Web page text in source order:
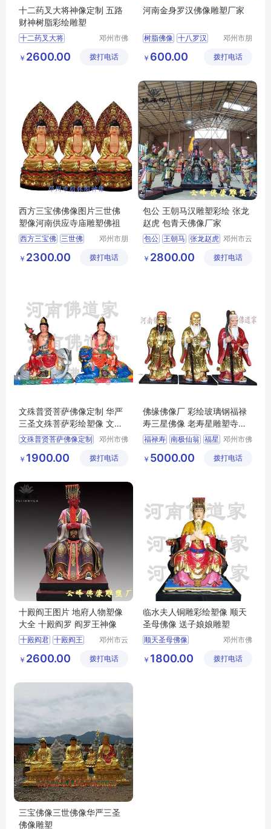
十二药叉大将神像定制 五路
财神树脂彩绘雕塑
十二药叉大将
河南佛道家
邓州市佛
厂
￥ 2600.00 拨打电话
河南金身罗汉佛像雕塑厂家
树脂佛像 十八罗汉
邓州市朋
品店
￥ 600.00 拨打电话
西方三宝佛佛像图片三世佛
塑像河南供应寺庙雕塑佛祖
西方三宝佛 三世佛
邓州市朋
品店
￥ 2300.00 拨打电话
包公 王朝马汉雕塑彩绘 张龙
赵虎 包青天佛像厂家
包公 王朝马 张龙赵虎 邓州市云
塑厂
￥ 2800.00 拨打电话
文殊普贤菩萨佛像定制 华严
三圣文殊菩萨彩绘塑像 文殊
师利法王子
文殊普贤菩萨佛像定制
文殊菩萨彩绘塑像
邓州市佛
厂
￥ 1900.00 拨打电话
佛缘佛像厂 彩绘玻璃钢福禄
寿三星佛像 老寿星雕塑寺庙
神
福禄寿 南极仙翁 福星 邓州市佛
厂
￥ 5000.00 拨打电话
十殿阎王图片 地府人物塑像
大全 十殿阎罗 阎罗王神像
十殿阎君 十殿阎王
阎罗王
邓州市云
塑厂
￥ 2600.00 拨打电话
临水夫人铜雕彩绘塑像 顺天
圣母佛像 送子娘娘雕塑
顺天圣母佛像
临水夫人
邓州市佛
厂
￥ 1800.00 拨打电话
三宝佛像三世佛像华严三圣
佛像雕塑